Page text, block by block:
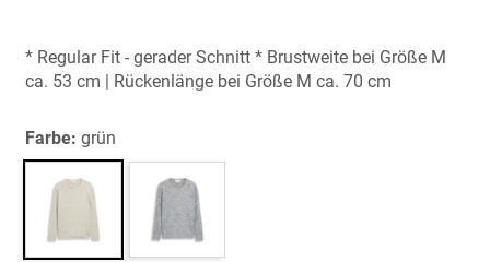
springen
* Regular Fit - gerader Schnitt * Brustweite bei Größe M
ca. 53 cm | Rückenlänge bei Größe M ca. 70 cm
Farbe: grün